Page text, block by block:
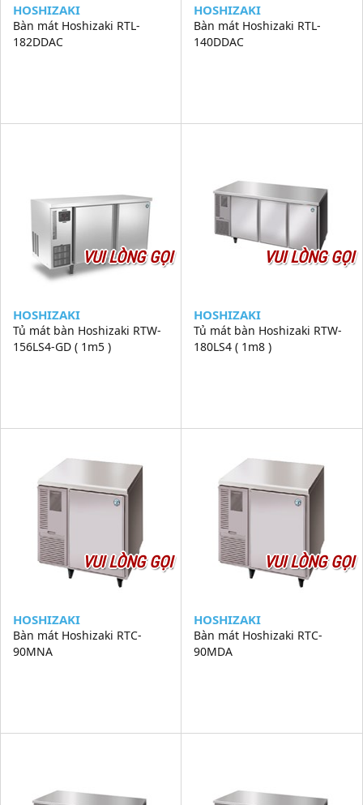
HOSHIZAKI
Bàn mát Hoshizaki RTL-
182DDAC
HOSHIZAKI
Bàn mát Hoshizaki RTL-
140DDAC
VUI LÒNG GỌI
HOSHIZAKI
Tủ mát bàn Hoshizaki RTW-
156LS4-GD ( 1m5 )
VUI LÒNG GỌI
HOSHIZAKI
Tủ mát bàn Hoshizaki RTW-
180LS4 ( 1m8 )
VUI LÒNG GỌI
HOSHIZAKI
Bàn mát Hoshizaki RTC-
90MNA
VUI LÒNG GỌI
HOSHIZAKI
Bàn mát Hoshizaki RTC-
90MDA